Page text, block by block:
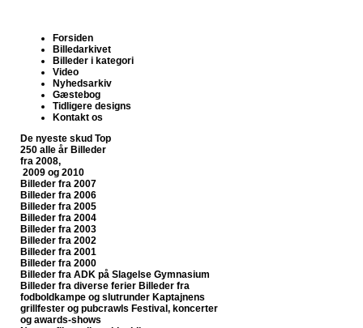
Forsiden
Billedarkivet
Billeder i kategori
Video
Nyhedsarkiv
Gæstebog
Tidligere designs
Kontakt os
De nyeste skud Top
250 alle år Billeder
fra 2008,
2009 og 2010
Billeder fra 2007
Billeder fra 2006
Billeder fra 2005
Billeder fra 2004
Billeder fra 2003
Billeder fra 2002
Billeder fra 2001
Billeder fra 2000
Billeder fra ADK på Slagelse Gymnasium
Billeder fra diverse ferier Billeder fra
fodboldkampe og slutrunder Kaptajnens
grillfester og pubcrawls Festival, koncerter
og awards-shows